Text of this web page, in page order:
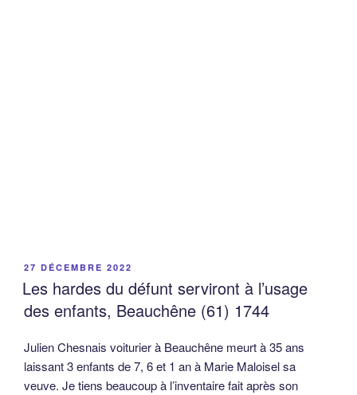
PUBLIÉ
LE
27 DÉCEMBRE 2022
Les hardes du défunt serviront à l’usage
des enfants, Beauchêne (61) 1744
Julien Chesnais voiturier à Beauchêne meurt à 35 ans
laissant 3 enfants de 7, 6 et 1 an à Marie Maloisel sa
veuve. Je tiens beaucoup à l’inventaire fait après son